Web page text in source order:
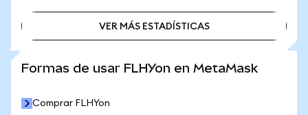
VER MÁS ESTADÍSTICAS
Formas de usar FLHYon en MetaMask
Comprar FLHYon